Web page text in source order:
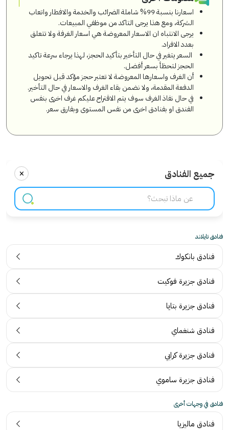
اسعارنا بنسبة 99% شاملة الضرائب والخدمة والافطار واتعاب
الشركة، ومع هذا يرجى التاكد من موظفي المبيعات.
يرجى الانتباه ان الاسعار المعروضة هي اسعار الغرفة ولا تتعلق
بعدد الافراد.
السعر يتغير في حال التأخير بتأكيد الحجز، لهذا يرجاء سرعة تاكيد
الحجز لتحظأ بسعر أفضل.
أن الغرف واسعارها المعروضة لا تعتبر حجز مؤكد قبل تحويل
الدفعة المقدمة، ولا نضمن بقاء الغرف والاسعار في حال التأخير.
في حال نفاذ الغرف سوف يتم الاقتراح عليكم غرف اخرى بنفس
الفندق او بفنادق اخرى من نفس المستوى وبفارق سعر.
جميع الفنادق ×
فنادق تايلاند
فنادق بانكوك
فنادق جزيرة فوكيت
فنادق جزيرة بتايا
فنادق شنغماي
فنادق جزيرة كرابي
فنادق جزيرة ساموي
فنادق في وجهات أخرى
فنادق ماليزيا